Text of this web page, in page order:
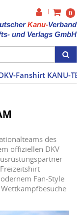
|
0
Kanu-Verband
und Verlags GmbH
Fanshirt KANU-
des
offiziellen DKV
Fan-Style